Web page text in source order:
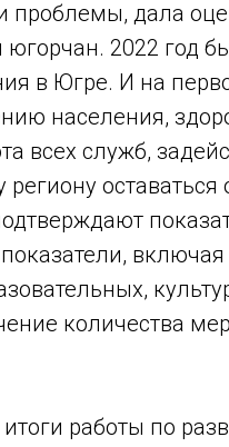
проблемы, дала
югорчан. 2022 год
в Югре. И на
населения,
всех служб,
количества
работы по